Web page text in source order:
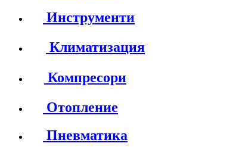
Инструменти
Климатизация
Компресори
Отопление
Пневматика